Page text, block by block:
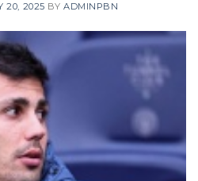
20, 2025 BYADMINPBN